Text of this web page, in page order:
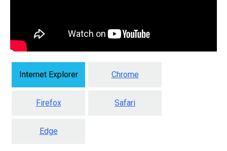
Internet Explorer Chrome
Firefox Safari
Edge